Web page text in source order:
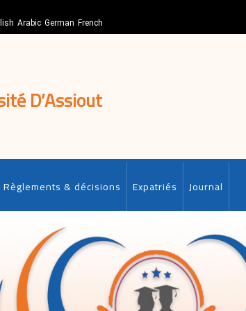
Arabic German French
D’Assiout
Règlements & décisions Expatriés Journal